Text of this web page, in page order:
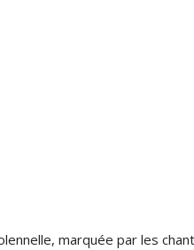
marquée par les